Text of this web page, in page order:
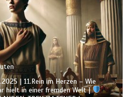
| 11.Rein im Herzen – Wie
hielt in einer fremden Welt |